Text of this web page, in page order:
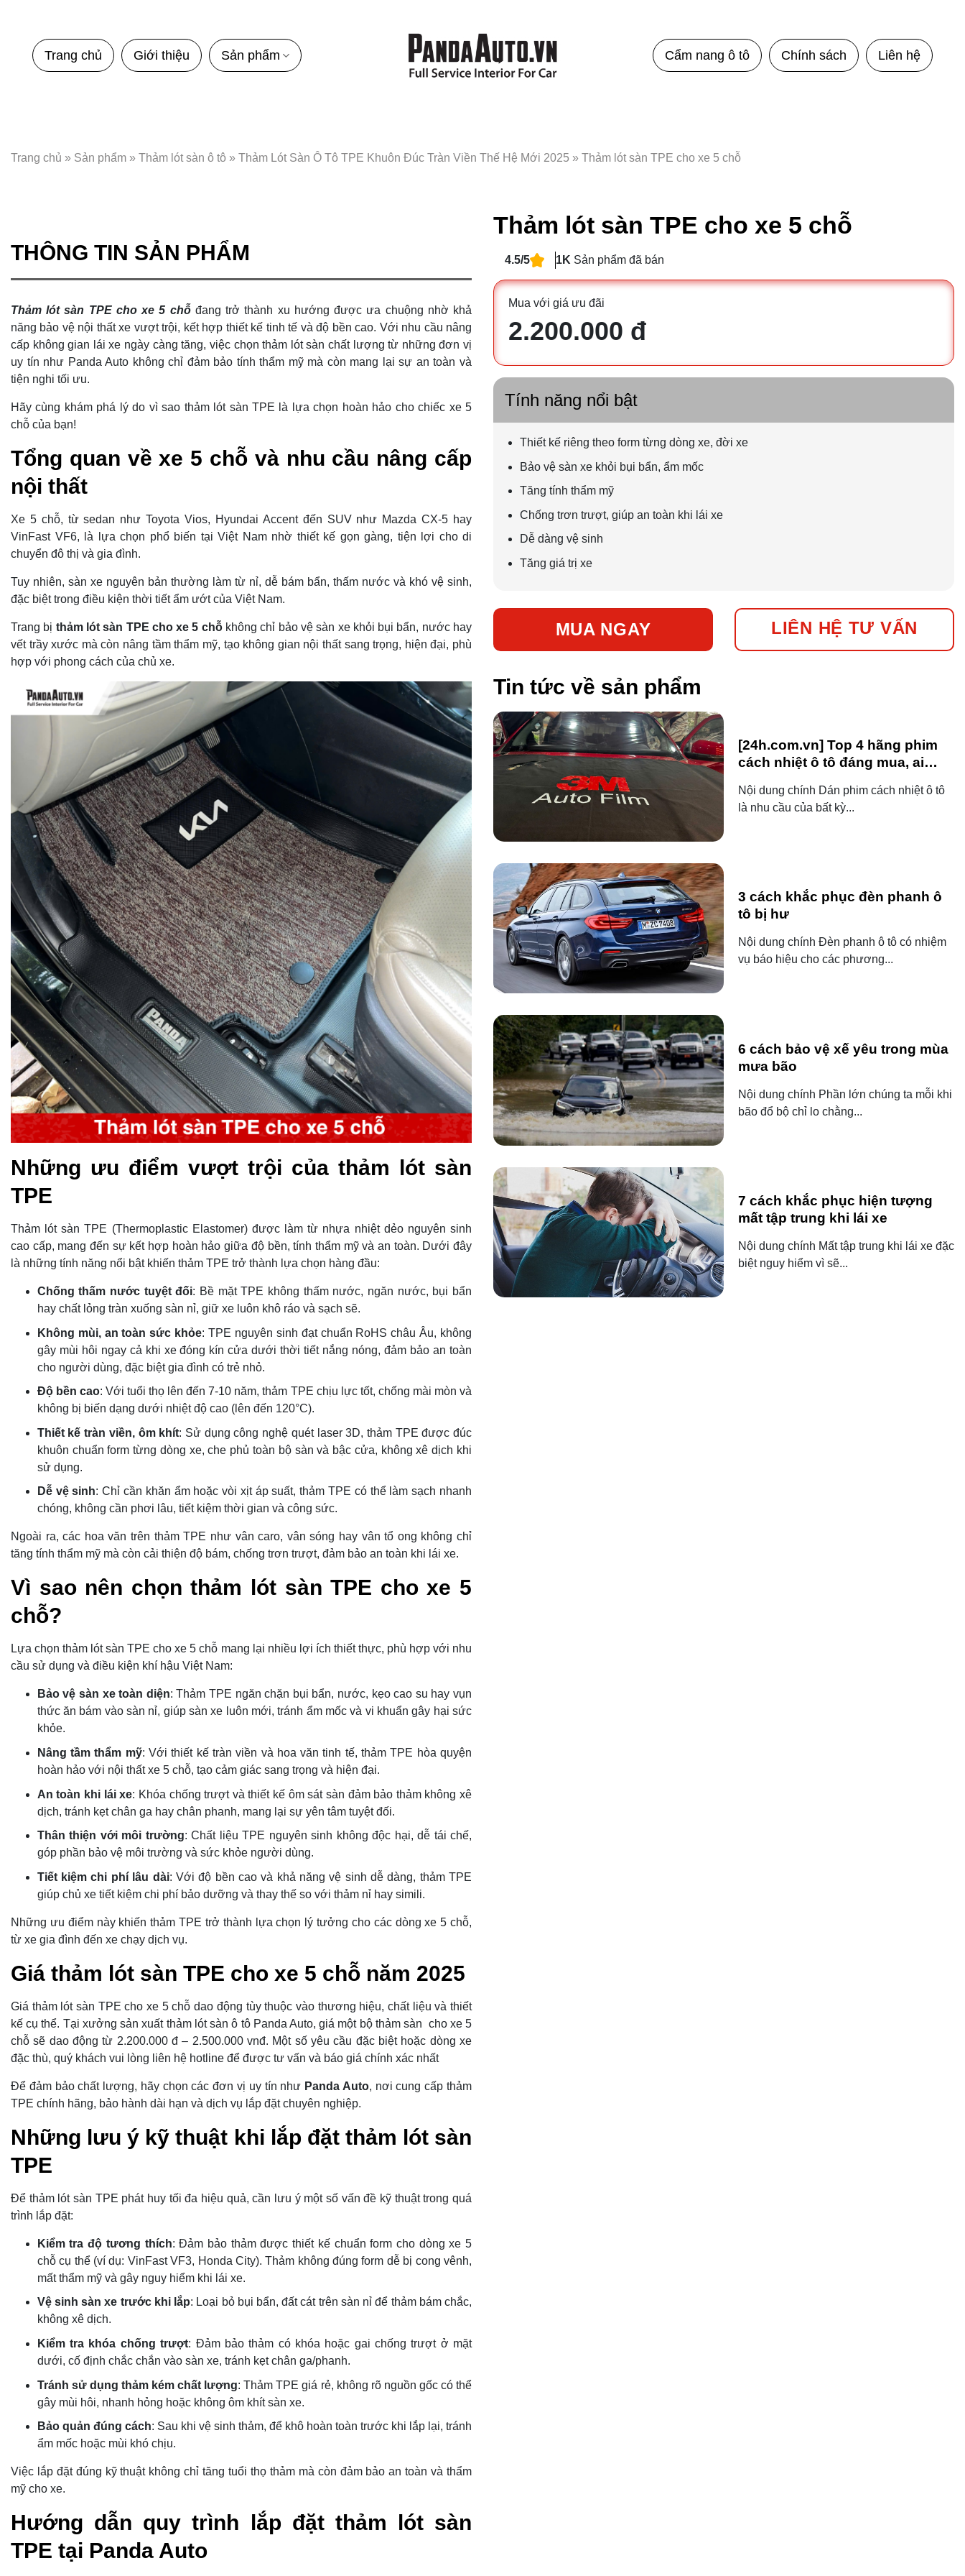
Trang chủ Giới thiệu Sản phẩm Cẩm nang ô tô Chính sách Liên hệ
Trang chủ » Sản phẩm » Thảm lót sàn ô tô » Thảm Lót Sàn Ô Tô TPE Khuôn Đúc Tràn Viền Thế Hệ Mới 2025 » Thảm lót sàn TPE cho xe 5 chỗ
THÔNG TIN SẢN PHẨM
Thảm lót sàn TPE cho xe 5 chỗđang trở thành xu hướng được ưa chuộng nhờ khả
năng bảo vệ nội thất xe vượt trội, kết hợp thiết kế tinh tế và độ bền cao. Với nhu cầu nâng
cấp không gian lái xe ngày càng tăng, việc chọn thảm lót sàn chất lượng từ những đơn vị
uy tín như Panda Auto không chỉ đảm bảo tính thẩm mỹ mà còn mang lại sự an toàn và
tiện nghi tối ưu.
Hãy cùng khám phá lý do vì sao thảm lót sàn TPE là lựa chọn hoàn hảo cho chiếc xe 5
chỗ của bạn!
Tổng quan về xe 5 chỗ và nhu cầu nâng cấp
nội thất
Xe 5 chỗ, từ sedan như Toyota Vios, Hyundai Accent đến SUV như Mazda CX-5 hay
VinFast VF6, là lựa chọn phổ biến tại Việt Nam nhờ thiết kế gọn gàng, tiện lợi cho di
chuyển đô thị và gia đình.
Tuy nhiên, sàn xe nguyên bản thường làm từ nỉ, dễ bám bẩn, thấm nước và khó vệ sinh,
đặc biệt trong điều kiện thời tiết ẩm ướt của Việt Nam.
Trang bị thảm lót sàn TPE cho xe 5 chỗkhông chỉ bảo vệ sàn xe khỏi bụi bẩn, nước hay
vết trầy xước mà còn nâng tầm thẩm mỹ, tạo không gian nội thất sang trọng, hiện đại, phù
hợp với phong cách của chủ xe.
Những ưu điểm vượt trội của thảm lót sàn
TPE
Thảm lót sàn TPE (Thermoplastic Elastomer) được làm từ nhựa nhiệt dẻo nguyên sinh
cao cấp, mang đến sự kết hợp hoàn hảo giữa độ bền, tính thẩm mỹ và an toàn. Dưới đây
là những tính năng nổi bật khiến thảm TPE trở thành lựa chọn hàng đầu:
Chống thấm nước tuyệt đối: Bề mặt TPE không thấm nước, ngăn nước, bụi bẩn
hay chất lỏng tràn xuống sàn nỉ, giữ xe luôn khô ráo và sạch sẽ.
Không mùi, an toàn sức khỏe: TPE nguyên sinh đạt chuẩn RoHS châu Âu, không
gây mùi hôi ngay cả khi xe đóng kín cửa dưới thời tiết nắng nóng, đảm bảo an toàn
cho người dùng, đặc biệt gia đình có trẻ nhỏ.
Độ bền cao: Với tuổi thọ lên đến 7-10 năm, thảm TPE chịu lực tốt, chống mài mòn và
không bị biến dạng dưới nhiệt độ cao (lên đến 120°C).
Thiết kế tràn viền, ôm khít: Sử dụng công nghệ quét laser 3D, thảm TPE được đúc
khuôn chuẩn form từng dòng xe, che phủ toàn bộ sàn và bậc cửa, không xê dịch khi
sử dụng.
Dễ vệ sinh: Chỉ cần khăn ẩm hoặc vòi xịt áp suất, thảm TPE có thể làm sạch nhanh
chóng, không cần phơi lâu, tiết kiệm thời gian và công sức.
Ngoài ra, các hoa văn trên thảm TPE như vân caro, vân sóng hay vân tổ ong không chỉ
tăng tính thẩm mỹ mà còn cải thiện độ bám, chống trơn trượt, đảm bảo an toàn khi lái xe.
Vì sao nên chọn thảm lót sàn TPE cho xe 5
chỗ?
Lựa chọn thảm lót sàn TPE cho xe 5 chỗ mang lại nhiều lợi ích thiết thực, phù hợp với nhu
cầu sử dụng và điều kiện khí hậu Việt Nam:
Bảo vệ sàn xe toàn diện: Thảm TPE ngăn chặn bụi bẩn, nước, kẹo cao su hay vụn
thức ăn bám vào sàn nỉ, giúp sàn xe luôn mới, tránh ẩm mốc và vi khuẩn gây hại sức
khỏe.
Nâng tầm thẩm mỹ: Với thiết kế tràn viền và hoa văn tinh tế, thảm TPE hòa quyện
hoàn hảo với nội thất xe 5 chỗ, tạo cảm giác sang trọng và hiện đại.
An toàn khi lái xe: Khóa chống trượt và thiết kế ôm sát sàn đảm bảo thảm không xê
dịch, tránh kẹt chân ga hay chân phanh, mang lại sự yên tâm tuyệt đối.
Thân thiện với môi trường: Chất liệu TPE nguyên sinh không độc hại, dễ tái chế,
góp phần bảo vệ môi trường và sức khỏe người dùng.
Tiết kiệm chi phí lâu dài: Với độ bền cao và khả năng vệ sinh dễ dàng, thảm TPE
giúp chủ xe tiết kiệm chi phí bảo dưỡng và thay thế so với thảm nỉ hay simili.
Những ưu điểm này khiến thảm TPE trở thành lựa chọn lý tưởng cho các dòng xe 5 chỗ,
từ xe gia đình đến xe chạy dịch vụ.
Giá thảm lót sàn TPE cho xe 5 chỗ năm 2025
Giá thảm lót sàn TPE cho xe 5 chỗ dao động tùy thuộc vào thương hiệu, chất liệu và thiết
kế cụ thể. Tại xưởng sản xuất thảm lót sàn ô tô Panda Auto, giá một bộ thảm sàn cho xe 5
chỗ sẽ dao động từ 2.200.000 đ – 2.500.000 vnđ. Một số yêu cầu đặc biệt hoặc dòng xe
đặc thù, quý khách vui lòng liên hệ hotline để được tư vấn và báo giá chính xác nhất
Để đảm bảo chất lượng, hãy chọn các đơn vị uy tín như Panda Auto, nơi cung cấp thảm
TPE chính hãng, bảo hành dài hạn và dịch vụ lắp đặt chuyên nghiệp.
Những lưu ý kỹ thuật khi lắp đặt thảm lót sàn
TPE
Để thảm lót sàn TPE phát huy tối đa hiệu quả, cần lưu ý một số vấn đề kỹ thuật trong quá
trình lắp đặt:
Kiểm tra độ tương thích: Đảm bảo thảm được thiết kế chuẩn form cho dòng xe 5
chỗ cụ thể (ví dụ: VinFast VF3, Honda City). Thảm không đúng form dễ bị cong vênh,
mất thẩm mỹ và gây nguy hiểm khi lái xe.
Vệ sinh sàn xe trước khi lắp: Loại bỏ bụi bẩn, đất cát trên sàn nỉ để thảm bám chắc,
không xê dịch.
Kiểm tra khóa chống trượt: Đảm bảo thảm có khóa hoặc gai chống trượt ở mặt
dưới, cố định chắc chắn vào sàn xe, tránh kẹt chân ga/phanh.
Tránh sử dụng thảm kém chất lượng: Thảm TPE giá rẻ, không rõ nguồn gốc có thể
gây mùi hôi, nhanh hỏng hoặc không ôm khít sàn xe.
Bảo quản đúng cách: Sau khi vệ sinh thảm, để khô hoàn toàn trước khi lắp lại, tránh
ẩm mốc hoặc mùi khó chịu.
Việc lắp đặt đúng kỹ thuật không chỉ tăng tuổi thọ thảm mà còn đảm bảo an toàn và thẩm
mỹ cho xe.
Hướng dẫn quy trình lắp đặt thảm lót sàn
TPE tại Panda Auto
Thảm lót sàn TPE cho xe 5 chỗ
4.5/5 1K Sản phẩm đã bán
Mua với giá ưu đãi
2.200.000 đ
Tính năng nổi bật
Thiết kế riêng theo form từng dòng xe, đời xe
Bảo vệ sàn xe khỏi bụi bẩn, ẩm mốc
Tăng tính thẩm mỹ
Chống trơn trượt, giúp an toàn khi lái xe
Dễ dàng vệ sinh
Tăng giá trị xe
MUA NGAY LIÊN HỆ TƯ VẤN
Tin tức về sản phẩm
[24h.com.vn] Top 4 hãng phim
cách nhiệt ô tô đáng mua, ai
Nội dung chính Dán phim cách nhiệt ô tô
là nhu cầu của bất kỳ...
3 cách khắc phục đèn phanh ô
tô bị hư
Nội dung chính Đèn phanh ô tô có nhiệm
vụ báo hiệu cho các phương...
6 cách bảo vệ xế yêu trong mùa
mưa bão
Nội dung chính Phần lớn chúng ta mỗi khi
bão đổ bộ chỉ lo chằng...
7 cách khắc phục hiện tượng
mất tập trung khi lái xe
Nội dung chính Mất tập trung khi lái xe đặc
biệt nguy hiểm vì sẽ...